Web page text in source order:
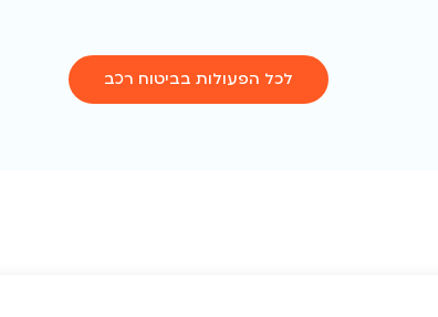
לכל הפעולות בביטוח רכב